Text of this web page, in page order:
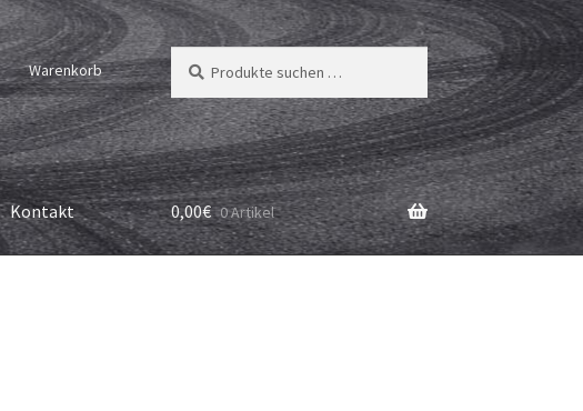
Warenkorb
Suchen
nach:
Suchen
Kontakt 0,00€ 0 Artikel